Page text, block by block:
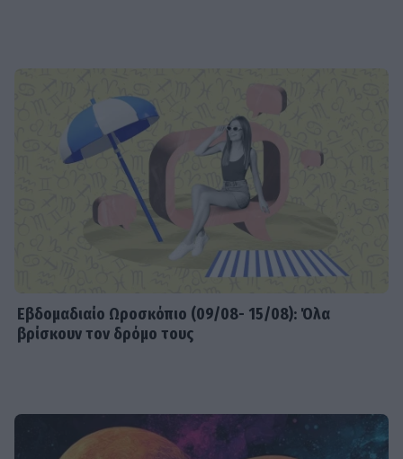
Εβδομαδιαίo Ωροσκόπιο (09/08- 15/08): Όλα
βρίσκουν τον δρόμο τους